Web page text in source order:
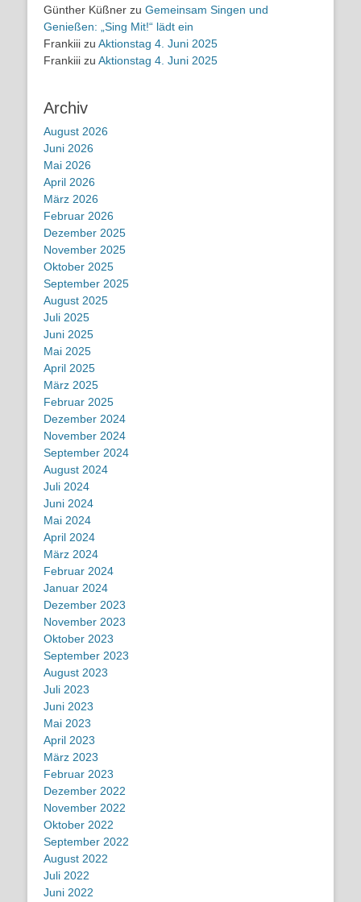
Günther Küßner zu Gemeinsam Singen und
Genießen: „Sing Mit!“ lädt ein
Frankiii zu Aktionstag 4. Juni 2025
Frankiii zu Aktionstag 4. Juni 2025
Archiv
August 2026
Juni 2026
Mai 2026
April 2026
März 2026
Februar 2026
Dezember 2025
November 2025
Oktober 2025
September 2025
August 2025
Juli 2025
Juni 2025
Mai 2025
April 2025
März 2025
Februar 2025
Dezember 2024
November 2024
September 2024
August 2024
Juli 2024
Juni 2024
Mai 2024
April 2024
März 2024
Februar 2024
Januar 2024
Dezember 2023
November 2023
Oktober 2023
September 2023
August 2023
Juli 2023
Juni 2023
Mai 2023
April 2023
März 2023
Februar 2023
Dezember 2022
November 2022
Oktober 2022
September 2022
August 2022
Juli 2022
Juni 2022